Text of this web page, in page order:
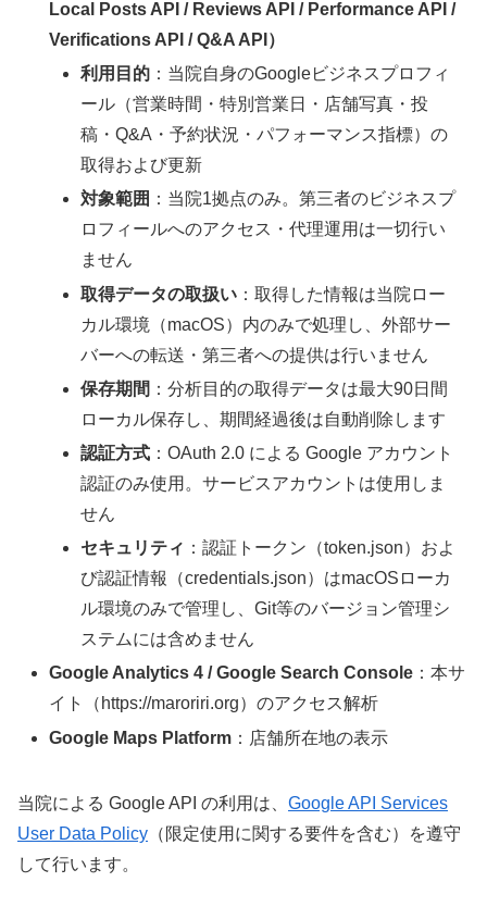
Local Posts API / Reviews API / Performance API /
Verifications API / Q&A API）
利用目的 ：当院自身のGoogleビジネスプロフィ
ール（営業時間・特別営業日・店舗写真・投
稿・Q&A・予約状況・パフォーマンス指標）の
取得および更新
対象範囲 ：当院1拠点のみ。第三者のビジネスプ
ロフィールへのアクセス・代理運用は一切行い
ません
取得データの取扱い ：取得した情報は当院ロー
カル環境（macOS）内のみで処理し、外部サー
バーへの転送・第三者への提供は行いません
保存期間 ：分析目的の取得データは最大90日間
ローカル保存し、期間経過後は自動削除します
認証方式 ：OAuth 2.0 による Google アカウント
認証のみ使用。サービスアカウントは使用しま
せん
セキュリティ ：認証トークン（token.json）およ
び認証情報（credentials.json）はmacOSローカ
ル環境のみで管理し、Git等のバージョン管理シ
ステムには含めません
Google Analytics 4 / Google Search Console ：本サ
イト（https://maroriri.org）のアクセス解析
Google Maps Platform ：店舗所在地の表示
当院による Google API の利用は、 Google API Services
User Data Policy （限定使用に関する要件を含む）を遵守
して行います。